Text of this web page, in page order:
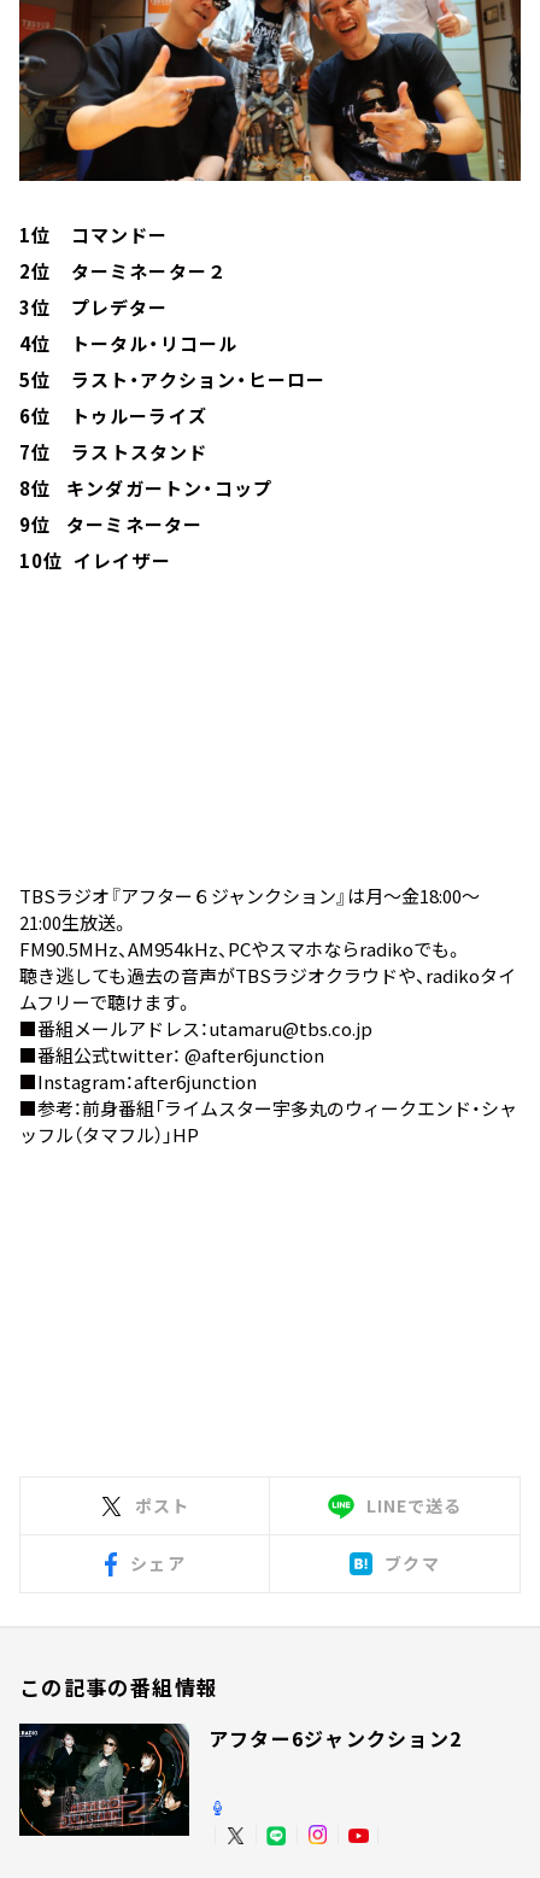
1位 コマンドー
2位 ターミネーター２
3位 プレデター
4位 トータル・リコール
5位 ラスト・アクション・ヒーロー
6位 トゥルーライズ
7位 ラストスタンド
8位 キンダガートン・コップ
9位 ターミネーター
10位 イレイザー
TBSラジオ『アフター６ジャンクション』は月～金18:00～
21:00生放送。
FM90.5MHz、AM954kHz、PCやスマホならradikoでも。
聴き逃しても過去の音声がTBSラジオクラウドや、radikoタイ
ムフリーで聴けます。
■番組メールアドレス：utamaru@tbs.co.jp
■番組公式twitter： @after6junction
■Instagram：after6junction
■参考：前身番組「ライムスター宇多丸のウィークエンド・シャ
ッフル（タマフル）」HP
ポスト LINEで送る
シェア ブクマ
この記事の番組情報
アフター6ジャンクション2